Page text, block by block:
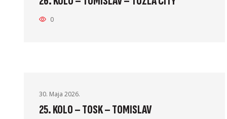
0
30. Maja 2026.
25. KOLO – TOSK – TOMISLAV